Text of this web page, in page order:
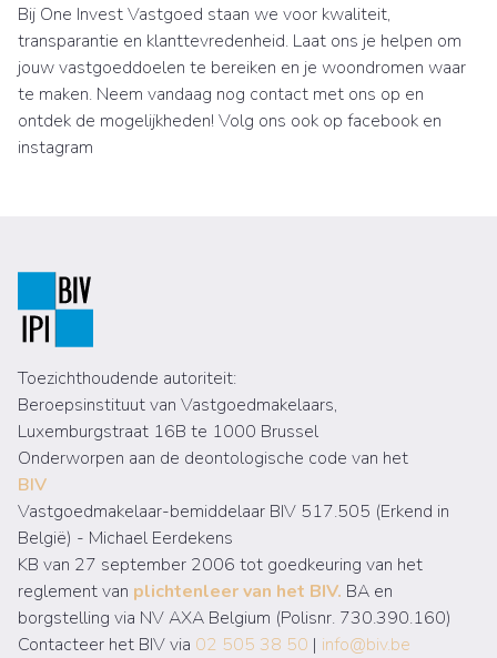
Bij One Invest Vastgoed staan we voor kwaliteit,
transparantie en klanttevredenheid. Laat ons je helpen om
jouw vastgoeddoelen te bereiken en je woondromen waar
te maken. Neem vandaag nog contact met ons op en
ontdek de mogelijkheden! Volg ons ook op facebook en
instagram
Toezichthoudende autoriteit:
Beroepsinstituut van Vastgoedmakelaars,
Luxemburgstraat 16B te 1000 Brussel
Onderworpen aan de deontologische code van het
BIV
Vastgoedmakelaar-bemiddelaar BIV 517.505 (Erkend in
België) - Michael Eerdekens
KB van 27 september 2006 tot goedkeuring van het
reglement van plichtenleer van het BIV. BA en
borgstelling via NV AXA Belgium (Polisnr. 730.390.160)
Contacteer het BIV via 02 505 38 50 | info@biv.be